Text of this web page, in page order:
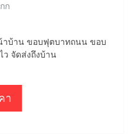
ก
บ้าน ขอบฟุตบาทถนน ขอบ
ว จัดส่งถึงบ้าน
า